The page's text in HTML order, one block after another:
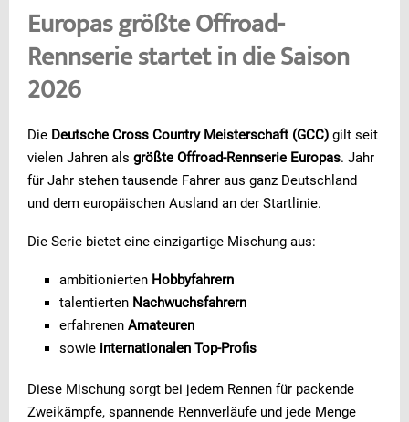
Europas größte Offroad-
Rennserie startet in die Saison
2026
Die Deutsche Cross Country Meisterschaft (GCC) gilt seit
vielen Jahren als größte Offroad-Rennserie Europas. Jahr
für Jahr stehen tausende Fahrer aus ganz Deutschland
und dem europäischen Ausland an der Startlinie.
Die Serie bietet eine einzigartige Mischung aus:
ambitionierten Hobbyfahrern
talentierten Nachwuchsfahrern
erfahrenen Amateuren
sowie internationalen Top-Profis
Diese Mischung sorgt bei jedem Rennen für packende
Zweikämpfe, spannende Rennverläufe und jede Menge